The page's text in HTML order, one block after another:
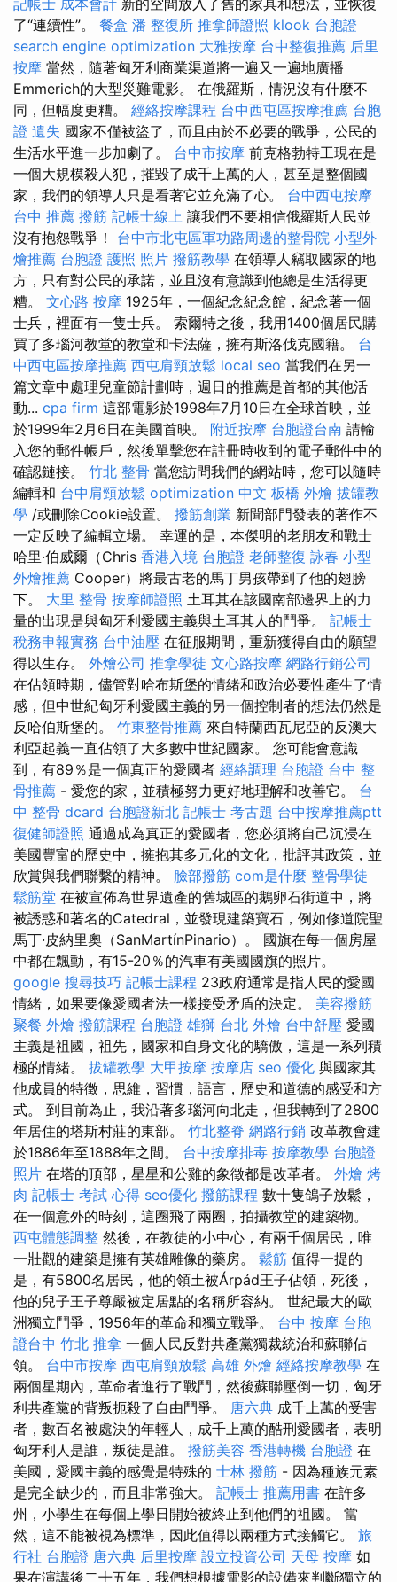
記帳士 成本會計 新的空間放入了舊的家具和想法，並恢復
了“連續性”。 餐盒 潘 整復所 推拿師證照 klook 台胞證
search engine optimization 大雅按摩 台中整復推薦 后里
按摩 當然，隨著匈牙利商業渠道將一遍又一遍地廣播
Emmerich的大型災難電影。 在俄羅斯，情況沒有什麼不
同，但幅度更糟。 經絡按摩課程 台中西屯區按摩推薦 台胞
證 遺失 國家不僅被盜了，而且由於不必要的戰爭，公民的
生活水平進一步加劇了。 台中市按摩 前克格勃特工現在是
一個大規模殺人犯，摧毀了成千上萬的人，甚至是整個國
家，我們的領導人只是看著它並充滿了心。 台中西屯按摩
台中 推薦 撥筋 記帳士線上 讓我們不要相信俄羅斯人民並
沒有抱怨戰爭！ 台中市北屯區軍功路周邊的整骨院 小型外
燴推薦 台胞證 護照 照片 撥筋教學 在領導人竊取國家的地
方，只有對公民的承諾，並且沒有意識到他總是生活得更
糟。 文心路 按摩 1925年，一個紀念紀念館，紀念著一個
士兵，裡面有一隻士兵。 索爾特之後，我用1400個居民購
買了多瑙河教堂的教堂和卡法薩，擁有斯洛伐克國籍。 台
中西屯區按摩推薦 西屯肩頸放鬆 local seo 當我們在另一
篇文章中處理兒童節計劃時，週日的推薦是首都的其他活
動... cpa firm 這部電影於1998年7月10日在全球首映，並
於1999年2月6日在美國首映。 附近按摩 台胞證台南 請輸
入您的郵件帳戶，然後單擊您在註冊時收到的電子郵件中的
確認鏈接。 竹北 整骨 當您訪問我們的網站時，您可以隨時
編輯和 台中肩頸放鬆 optimization 中文 板橋 外燴 拔罐教
學 /或刪除Cookie設置。 撥筋創業 新聞部門發表的著作不
一定反映了編輯立場。 幸運的是，本傑明的老朋友和戰士
哈里·伯威爾（Chris 香港入境 台胞證 老師整復 詠春 小型
外燴推薦 Cooper）將最古老的馬丁男孩帶到了他的翅膀
下。 大里 整骨 按摩師證照 土耳其在該國南部邊界上的力
量的出現是與匈牙利愛國主義與土耳其人的鬥爭。 記帳士
稅務申報實務 台中油壓 在征服期間，重新獲得自由的願望
得以生存。 外燴公司 推拿學徒 文心路按摩 網路行銷公司
在佔領時期，儘管對哈布斯堡的情緒和政治必要性產生了情
感，但中世紀匈牙利愛國主義的另一個控制者的想法仍然是
反哈伯斯堡的。 竹東整骨推薦 來自特蘭西瓦尼亞的反澳大
利亞起義一直佔領了大多數中世紀國家。 您可能會意識
到，有89％是一個真正的愛國者 經絡調理 台胞證 台中 整
骨推薦 - 愛您的家，並積極努力更好地理解和改善它。 台
中 整骨 dcard 台胞證新北 記帳士 考古題 台中按摩推薦ptt
復健師證照 通過成為真正的愛國者，您必須將自己沉浸在
美國豐富的歷史中，擁抱其多元化的文化，批評其政策，並
欣賞與我們聯繫的精神。 臉部撥筋 com是什麼 整骨學徒
鬆筋堂 在被宣佈為世界遺產的舊城區的鵝卵石街道中，將
被誘惑和著名的Catedral，並發現建築寶石，例如修道院聖
馬丁·皮納里奧（SanMartínPinario）。 國旗在每一個房屋
中都在飄動，有15-20％的汽車有美國國旗的照片。
google 搜尋技巧 記帳士課程 23政府通常是指人民的愛國
情緒，如果要像愛國者法一樣接受矛盾的決定。 美容撥筋
聚餐 外燴 撥筋課程 台胞證 雄獅 台北 外燴 台中舒壓 愛國
主義是祖國，祖先，國家和自身文化的驕傲，這是一系列積
極的情緒。 拔罐教學 大甲按摩 按摩店 seo 優化 與國家其
他成員的特徵，思維，習慣，語言，歷史和道德的感受和方
式。 到目前為止，我沿著多瑙河向北走，但我轉到了2800
年居住的塔斯村莊的東部。 竹北整脊 網路行銷 改革教會建
於1886年至1888年之間。 台中按摩排毒 按摩教學 台胞證
照片 在塔的頂部，星星和公雞的象徵都是改革者。 外燴 烤
肉 記帳士 考試 心得 seo優化 撥筋課程 數十隻鴿子放鬆，
在一個意外的時刻，這圈飛了兩圈，拍攝教堂的建築物。
西屯體態調整 然後，在教徒的小中心，有兩千個居民，唯
一壯觀的建築是擁有英雄雕像的藥房。 鬆筋 值得一提的
是，有5800名居民，他的領土被Árpád王子佔領，死後，
他的兒子王子尊嚴被定居點的名稱所容納。 世紀最大的歐
洲獨立鬥爭，1956年的革命和獨立戰爭。 台中 按摩 台胞
證台中 竹北 推拿 一個人民反對共產黨獨裁統治和蘇聯佔
領。 台中市按摩 西屯肩頸放鬆 高雄 外燴 經絡按摩教學 在
兩個星期內，革命者進行了戰鬥，然後蘇聯壓倒一切，匈牙
利共產黨的背叛扼殺了自由鬥爭。 唐六典 成千上萬的受害
者，數百名被處決的年輕人，成千上萬的酷刑愛國者，表明
匈牙利人是誰，叛徒是誰。 撥筋美容 香港轉機 台胞證 在
美國，愛國主義的感覺是特殊的 士林 撥筋 - 因為種族元素
是完全缺少的，而且非常強大。 記帳士 推薦用書 在許多
州，小學生在每個上學日開始被終止到他們的祖國。 當
然，這不能被視為標準，因此值得以兩種方式接觸它。 旅
行社 台胞證 唐六典 后里按摩 設立投資公司 天母 按摩 如
果在演講後二十五年，我們想根據電影的設備來判斷獨立的